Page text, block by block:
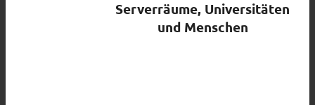
Serverräume, Universitäten
und Menschen